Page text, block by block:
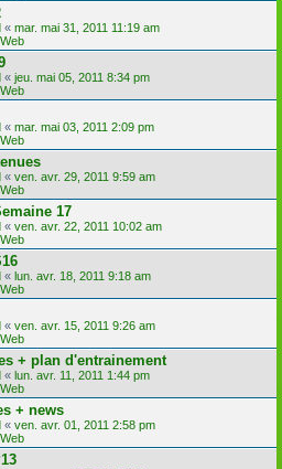
« mar. mai 31, 2011 11:19 am
« jeu. mai 05, 2011 8:34 pm
« mar. mai 03, 2011 2:09 pm
« ven. avr. 29, 2011 9:59 am
17
« ven. avr. 22, 2011 10:02 am
« lun. avr. 18, 2011 9:18 am
« ven. avr. 15, 2011 9:26 am
+ plan d'entrainement
« lun. avr. 11, 2011 1:44 pm
+ news
« ven. avr. 01, 2011 2:58 pm